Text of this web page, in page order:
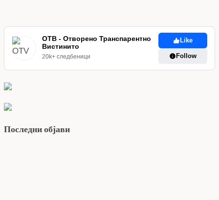
ОТВ - Отворено Транспарентно
Вистинито
20k+ следбеници
Like
Follow
Последни објави